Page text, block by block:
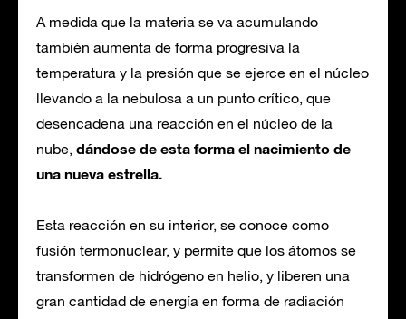
A medida que la materia se va acumulando
también aumenta de forma progresiva la
temperatura y la presión que se ejerce en el núcleo
llevando a la nebulosa a un punto crítico, que
desencadena una reacción en el núcleo de la
nube, dándose de esta forma el nacimiento de
una nueva estrella.
Esta reacción en su interior, se conoce como
fusión termonuclear, y permite que los átomos se
transformen de hidrógeno en helio, y liberen una
gran cantidad de energía en forma de radiación